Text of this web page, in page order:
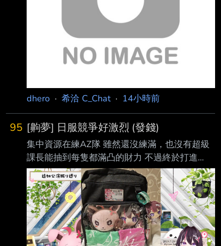
後，他立刻趕去尋找， 雖然只找到不成人形的
殘骸，可是雷塔留下了關鍵影像情報
https://imgpoi.c
dhero · 希洽 C_Chat· 14小時前
95 [齁夢] 日服競爭好激烈 (發錢)
集中資源在練AZ隊 雖然還沒練滿，也沒有超級
課長能抽到每隻都滿凸的財力 不過終於打進
AZKi的ホロメンスコアレート前十名了 日服大
家分數怎麼都這麼高...
https://pbs.twimg.com/media/HPIC5EHbMAA4
Wjm?format=jpg 然後機率性發動的主動技真的
很看臉... 以下推文 10P * 100樓 感謝各位~ 不發
超黑名單 -- https://youtu.be/5WdqnMWJKtk?